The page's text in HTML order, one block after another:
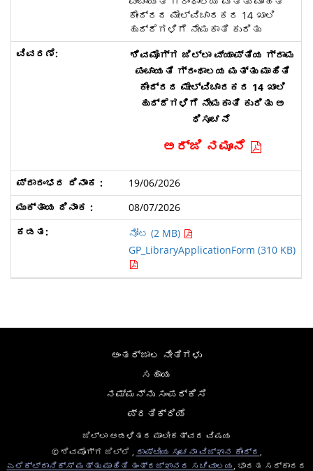
ಕೇಂದ್ರದ ಮೇಲ್ವಿಚಾರಕರ 14 ಖಾಲಿ
ಹುದ್ದೆಗಳಿಗೆ ನೇಮಕಾತಿ ಕುರಿತು
ಶಿವಮೊಗ್ಗ ಜಿಲ್ಲಾ ವ್ಯಾಪ್ತಿಯ ಗ್ರಾಮ
ಪಂಚಾಯತಿ ಗ್ರಂಥಾಲಯ ಮತ್ತು ಮಾಹಿತಿ
ಕೇಂದ್ರದ ಮೇಲ್ವಿಚಾರಕರ 14 ಖಾಲಿ
ಹುದ್ದೆಗಳಿಗೆ ನೇಮಕಾತಿ ಕುರಿತು ಅ
ಧಿಸೂಚನೆ
ಅರ್ಜಿ ನಮೂನೆ
19/06/2026
08/07/2026
ನೋಟ (2 MB)
GP_LibraryApplicationForm (310 KB)
ಅಂತರ್ಜಾಲ ನೀತಿಗಳು
ಸಹಾಯ
ನಮ್ಮನ್ನು ಸಂಪರ್ಕಿಸಿ
ಪ್ರತಿಕ್ರಿಯೆ
ಜಿಲ್ಲಾ ಆಡಳಿತದ ಮಾಲೀಕತ್ವದ ವಿಷಯ
© ಶಿವಮೊಗ್ಗ ಜಿಲ್ಲೆ ,
ರಾಷ್ಟೀಯ ಸೂಚನಾ ವಿಜ್ಞಾನ ಕೇಂದ್ರ
ಎಲೆಕ್ಟ್ರಾನಿಕ್ಸ್ ಮತ್ತು ಮಾಹಿತಿ ತಂತ್ರಜ್ಞಾನದ ಸಚಿವಾಲಯ , ಭಾರತ ಸರ್ಕಾರದ